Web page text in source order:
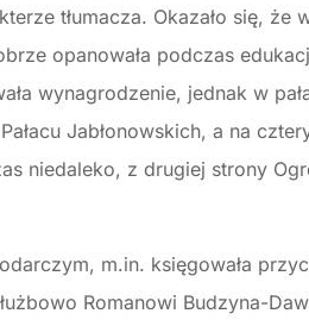
tłumacza. Okazało się, że
opanowała podczas
wynagrodzenie, jednak w
Jabłonowskich, a na
niedaleko, z drugiej strony
m.in. księgowała
Romanowi Budzyna-